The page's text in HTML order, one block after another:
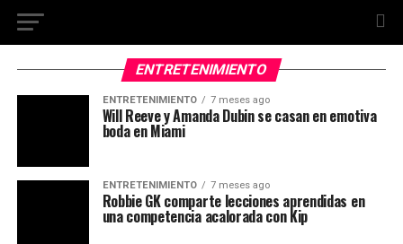
ENTRETENIMIENTO
ENTRETENIMIENTO 7 meses ago
Will Reeve y Amanda Dubin se casan en emotiva
boda en Miami
ENTRETENIMIENTO 7 meses ago
Robbie GK comparte lecciones aprendidas en
una competencia acalorada con Kip